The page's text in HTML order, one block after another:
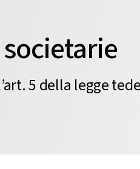
5 della legge